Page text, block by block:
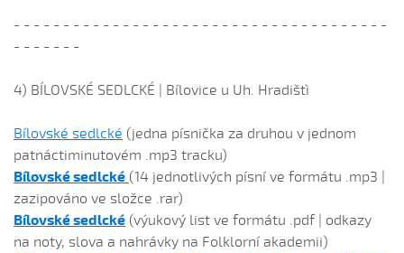
- - - - - - - - - - - - - - - - - - - - - - - - - - - - - - - - - - - - - -
- - - - - - -
4) BÍLOVSKÉ SEDLCKÉ | Bílovice u Uh. Hradištì
Bílovské sedlcké (jedna písnička za druhou v jednom
patnáctiminutovém .mp3 tracku)
Bílovské sedlcké (14 jednotlivých písní ve formátu .mp3 |
zazipováno ve složce .rar)
Bílovské sedlcké (výukový list ve formátu .pdf | odkazy
na noty, slova a nahrávky na Folklorní akademii)